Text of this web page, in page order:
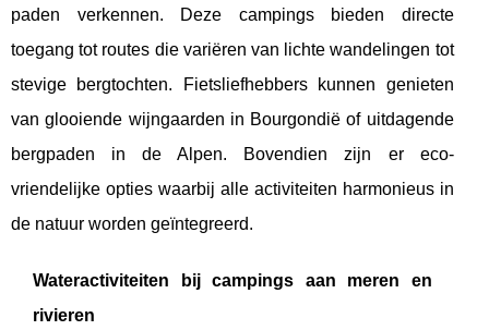
paden verkennen. Deze campings bieden directe
toegang tot routes die variëren van lichte wandelingen tot
stevige bergtochten. Fietsliefhebbers kunnen genieten
van glooiende wijngaarden in Bourgondië of uitdagende
bergpaden in de Alpen. Bovendien zijn er eco-
vriendelijke opties waarbij alle activiteiten harmonieus in
de natuur worden geïntegreerd.
Wateractiviteiten bij campings aan meren en
rivieren